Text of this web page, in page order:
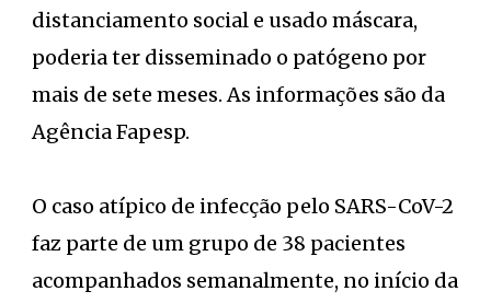
distanciamento social e usado máscara,
poderia ter disseminado o patógeno por
mais de sete meses. As informações são da
Agência Fapesp.
O caso atípico de infecção pelo SARS-CoV-2
faz parte de um grupo de 38 pacientes
acompanhados semanalmente, no início da